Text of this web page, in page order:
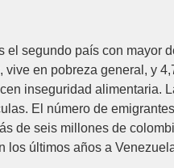
el segundo país con mayor
en pobreza general, y
inseguridad alimentaria.
El número de
de seis millones de
los últimos años a